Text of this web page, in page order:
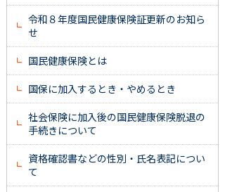
令和８年度国民健康保険証更新のお知ら
せ
国民健康保険とは
国保に加入するとき・やめるとき
社会保険に加入後の国民健康保険脱退の
手続きについて
資格確認書などの性別・氏名表記につい
て